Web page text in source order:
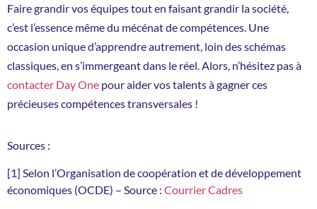
Faire grandir vos équipes tout en faisant grandir la société,
c’est l’essence même du mécénat de compétences. Une
occasion unique d’apprendre autrement, loin des schémas
classiques, en s’immergeant dans le réel. Alors, n’hésitez pas à
contacter Day One pour aider vos talents à gagner ces
précieuses compétences transversales !
Sources :
[1] Selon l’Organisation de coopération et de développement
économiques (OCDE) – Source : Courrier Cadres